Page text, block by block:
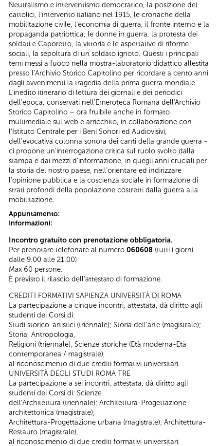
Neutralismo e interventismo democratico, la posizione dei
cattolici, l'intervento italiano nel 1915, le cronache della
mobilitazione civile, l'economia di guerra, il fronte interno e la
propaganda patriottica, le donne in guerra, la protesta dei
soldati e Caporetto, la vittoria e le aspettative di riforme
sociali, la sepoltura di un soldato ignoto. Questi i principali
temi messi a fuoco nella mostra-laboratorio didattico allestita
presso l’Archivio Storico Capitolino per ricordare a cento anni
dagli avvenimenti la tragedia della prima guerra mondiale.
L’inedito itinerario di lettura dei giornali e dei periodici
dell’epoca, conservati nell’Emeroteca Romana dell'Archivio
Storico Capitolino – ora fruibile anche in formato
multimediale sul web e arricchito, in collaborazione con
l’Istituto Centrale per i Beni Sonori ed Audiovisivi,
dell’evocativa colonna sonora dei canti della grande guerra -
ci propone un'interrogazione critica sul ruolo svolto dalla
stampa e dai mezzi d’informazione, in quegli anni cruciali per
la storia del nostro paese, nell’orientare ed indirizzare
l’opinione pubblica e la coscienza sociale in formazione di
strati profondi della popolazione costretti dalla guerra alla
mobilitazione.
Appuntamento:
Informazioni:
Incontro gratuito con prenotazione obbligatoria.
Per prenotare telefonare al numero 060608 (tutti i giorni
dalle 9.00 alle 21.00)
Max 60 persone.
È previsto il rilascio dell’attestato di formazione.
CREDITI FORMATIVI SAPIENZA UNIVERSITÀ DI ROMA
La partecipazione a cinque incontri, attestata, dà diritto agli
studenti dei Corsi di:
Studi storico-artistici (triennale); Storia dell’arte (magistrale);
Storia, Antropologia,
Religioni (triennale); Scienze storiche (Età moderna-Età
contemporanea / magistrale),
al riconoscimento di due crediti formativi universitari.
UNIVERSITÀ DEGLI STUDI ROMA TRE
La partecipazione a sei incontri, attestata, dà diritto agli
studenti dei Corsi di: Scienze
dell’Architettura (triennale); Architettura-Progettazione
architettonica (magistrale);
Architettura-Progettazione urbana (magistrale); Architettura-
Restauro (magistrale),
al riconoscimento di due crediti formativi universitari.